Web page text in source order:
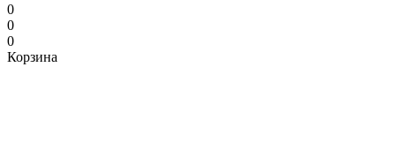
0
0
0
Корзина